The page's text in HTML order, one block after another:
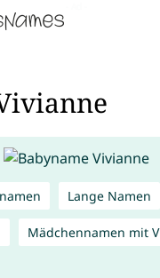
Lange Namen
Mädchennamen mit V